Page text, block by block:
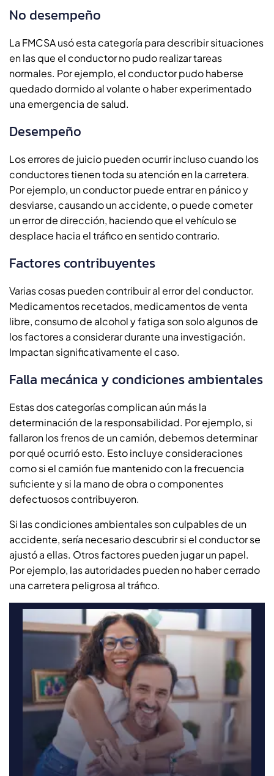
No desempeño
La FMCSA usó esta categoría para describir situaciones
en las que el conductor no pudo realizar tareas
normales. Por ejemplo, el conductor pudo haberse
quedado dormido al volante o haber experimentado
una emergencia de salud.
Desempeño
Los errores de juicio pueden ocurrir incluso cuando los
conductores tienen toda su atención en la carretera.
Por ejemplo, un conductor puede entrar en pánico y
desviarse, causando un accidente, o puede cometer
un error de dirección, haciendo que el vehículo se
desplace hacia el tráfico en sentido contrario.
Factores contribuyentes
Varias cosas pueden contribuir al error del conductor.
Medicamentos recetados, medicamentos de venta
libre, consumo de alcohol y fatiga son solo algunos de
los factores a considerar durante una investigación.
Impactan significativamente el caso.
Falla mecánica y condiciones ambientales
Estas dos categorías complican aún más la
determinación de la responsabilidad. Por ejemplo, si
fallaron los frenos de un camión, debemos determinar
por qué ocurrió esto. Esto incluye consideraciones
como si el camión fue mantenido con la frecuencia
suficiente y si la mano de obra o componentes
defectuosos contribuyeron.
Si las condiciones ambientales son culpables de un
accidente, sería necesario descubrir si el conductor se
ajustó a ellas. Otros factores pueden jugar un papel.
Por ejemplo, las autoridades pueden no haber cerrado
una carretera peligrosa al tráfico.